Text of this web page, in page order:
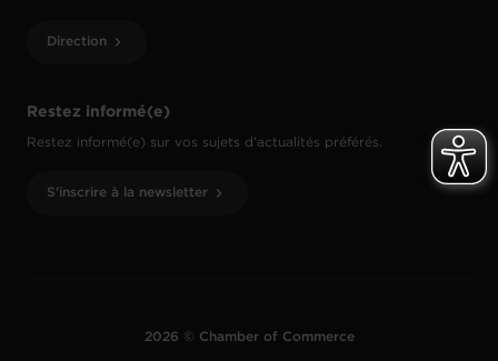
Restez informé(e)
Restez informé(e) sur vos sujets d’actualités préférés.
S'inscrire à la newsletter
Direction
2026 © Chamber of Commerce